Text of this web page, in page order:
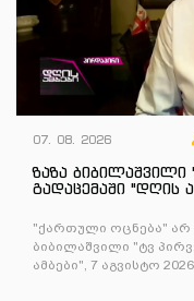
07. 08. 2026
ზაზა ბიბილაშვილი
გადაცემაში "დღის
"ქართული ოცნება" არ
ბიბილაშვილი "ტვ
ამბები", 7 აგვისტო 2026